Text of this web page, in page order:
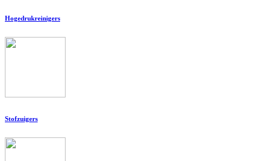
Hogedrukreinigers
Stofzuigers